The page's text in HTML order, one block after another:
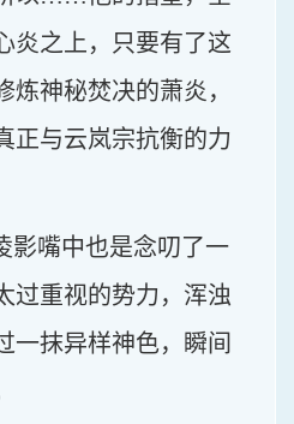
炎之上，只要有了这
炼神秘焚决的萧炎，
正与云岚宗抗衡的力
嘴中也是念叨了一
过重视的势力，浑浊
一抹异样神色，瞬间